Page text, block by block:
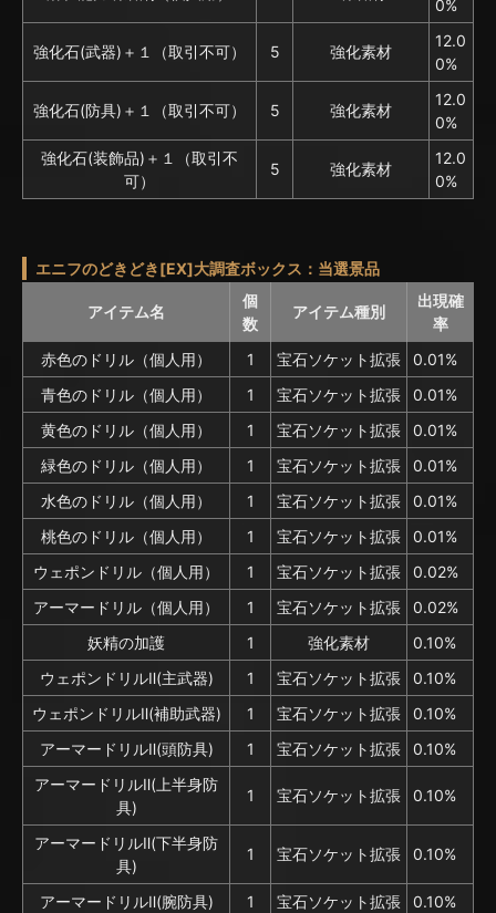
0%
強化石(武器)＋１（取引不可） 5 強化素材
12.0
0%
強化石(防具)＋１（取引不可） 5 強化素材
12.0
0%
強化石(装飾品)＋１（取引不
可）
5 強化素材
12.0
0%
エニフのどきどき[EX]大調査ボックス：当選景品
アイテム名
個
数
アイテム種別
出現確
率
赤色のドリル（個人用）
1 宝石ソケット拡張
0.01%
青色のドリル（個人用）
1 宝石ソケット拡張
0.01%
黄色のドリル（個人用）
1 宝石ソケット拡張
0.01%
緑色のドリル（個人用）
1 宝石ソケット拡張
0.01%
水色のドリル（個人用）
1 宝石ソケット拡張
0.01%
桃色のドリル（個人用）
1 宝石ソケット拡張
0.01%
ウェポンドリル（個人用）
1 宝石ソケット拡張
0.02%
アーマードリル（個人用）
1 宝石ソケット拡張
0.02%
妖精の加護
1 強化素材
0.10%
ウェポンドリルⅡ(主武器)
1 宝石ソケット拡張
0.10%
ウェポンドリルⅡ(補助武器)
1 宝石ソケット拡張
0.10%
アーマードリルⅡ(頭防具)
1 宝石ソケット拡張
0.10%
アーマードリルⅡ(上半身防
具)
1 宝石ソケット拡張 0.10%
アーマードリルⅡ(下半身防
具)
1 宝石ソケット拡張 0.10%
アーマードリルⅡ(腕防具) 1 宝石ソケット拡張
0.10%